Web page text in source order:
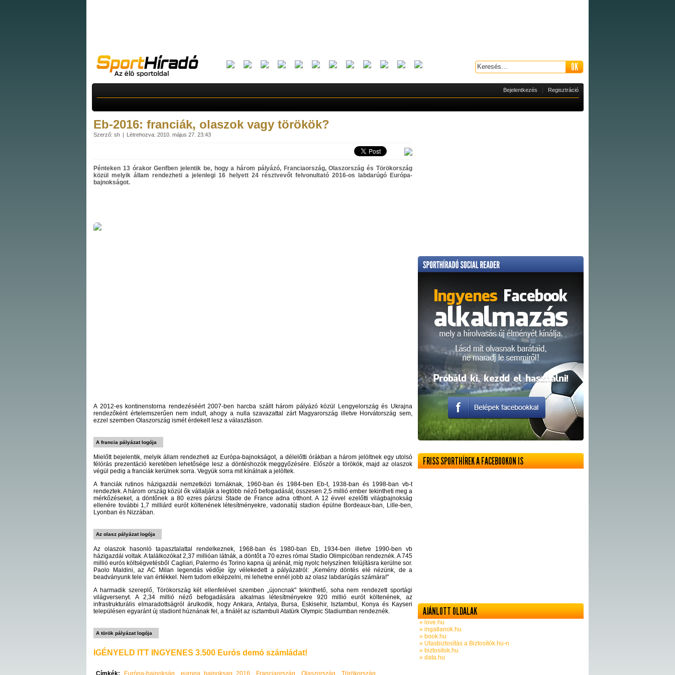
Bejelentkezés Regisztráció
Eb-2016: franciák, olaszok vagy törökök?
Szerző: sh Létrehozva: 2010. május 27. 23:43
Pénteken 13 órakor Genfben jelentik be, hogy a három pályázó, Franciaország, Olaszország és Törökország
közül melyik állam rendezheti a jelenlegi 16 helyett 24 résztvevőt felvonultató 2016-os labdarúgó Európa-
bajnokságot.
A 2012-es kontinenstorna rendezéséért 2007-ben harcba szállt három pályázó közül Lengyelország és Ukrajna
rendezőként értelemszerűen nem indult, ahogy a nulla szavazattal zárt Magyarország illetve Horvátország sem,
ezzel szemben Olaszország ismét érdekelt lesz a választáson.
A francia pályázat logója
Mielőtt bejelentik, melyik állam rendezheti az Európa-bajnokságot, a délelőtti órákban a három jelöltnek egy utolsó
félórás prezentáció keretében lehetősége lesz a döntéshozók meggyőzésére. Először a törökök, majd az olaszok
végül pedig a franciák kerülnek sorra. Vegyük sorra mit kínálnak a jelöltek.
A franciák rutinos házigazdái nemzetközi tornáknak, 1960-ban és 1984-ben Eb-t, 1938-ban és 1998-ban vb-t
rendeztek. A három ország közül ők vállalják a legtöbb néző befogadását, összesen 2,5 millió ember tekintheti meg a
mérkőzéseket, a döntőnek a 80 ezres párizsi Stade de France adna otthont. A 12 évvel ezelőtti világbajnokság
ellenére további 1,7 milliárd eurót költenének létesítményekre, vadonatúj stadion épülne Bordeaux-ban, Lille-ben,
Lyonban és Nizzában.
Az olasz pályázat logója
Az olaszok hasonló tapasztalattal rendelkeznek, 1968-ban és 1980-ban Eb, 1934-ben illetve 1990-ben vb
házigazdái voltak. A találkozókat 2,37 millióan látnák, a döntőt a 70 ezres római Stadio Olimpicóban rendeznék. A 745
millió eurós költségvetésből Cagliari, Palermo és Torino kapna új arénát, míg nyolc helyszínen felújításra kerülne sor.
Paolo Maldini, az AC Milan legendás védője így vélekedett a pályázatról: „Kemény döntés elé nézünk, de a
beadványunk tele van értékkel. Nem tudom elképzelni, mi lehetne ennél jobb az olasz labdarúgás számára!"
A harmadik szereplő, Törökország két ellenfelével szemben „újoncnak" tekinthető, soha nem rendezett sportági
világversenyt. A 2,34 millió néző befogadására alkalmas létesítményekre 920 millió eurót költenének, az
infrastrukturális elmaradottságról árulkodik, hogy Ankara, Antalya, Bursa, Eskisehir, Isztambul, Konya és Kayseri
településen egyaránt új stadiont húznának fel, a finálét az isztambuli Atatürk Olympic Stadiumban rendeznék.
A török pályázat logója
IGÉNYELD ITT INGYENES 3.500 Eurós demó számládat!
Címkék: Európa-bajnokság europa_bajnoksag_2016 Franciaország Olaszország Törökország
FRISS SPORTHÍREK A FACEBOOKON IS
AJÁNLOTT OLDALAK
» love.hu
» ingatlanok.hu
» book.hu
» Utasbiztosítás a Biztosítók.hu-n
» biztositok.hu
» data.hu